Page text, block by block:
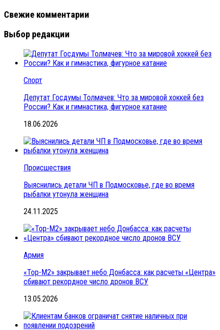
Свежие комментарии
Выбор редакции
Спорт
Депутат Госдумы Толмачев: Что за мировой хоккей без
России? Как и гимнастика, фигурное катание
18.06.2026
Происшествия
Выяснились детали ЧП в Подмосковье, где во время
рыбалки утонула женщина
24.11.2025
Армия
«Тор-М2» закрывает небо Донбасса: как расчеты «Центра»
сбивают рекордное число дронов ВСУ
13.05.2026